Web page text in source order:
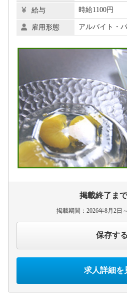
給与 時給1100円
雇用形態 アルバイト・
掲載終了まで
掲載期間：2026年8月2日
保存する
求人詳細を